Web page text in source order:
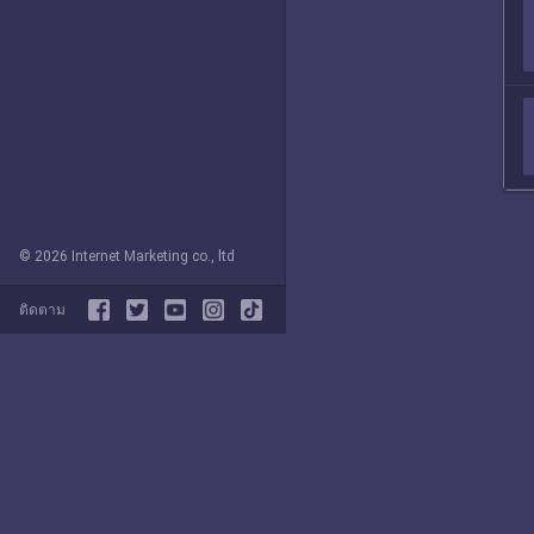
© 2026 Internet Marketing co., ltd
ติดตาม